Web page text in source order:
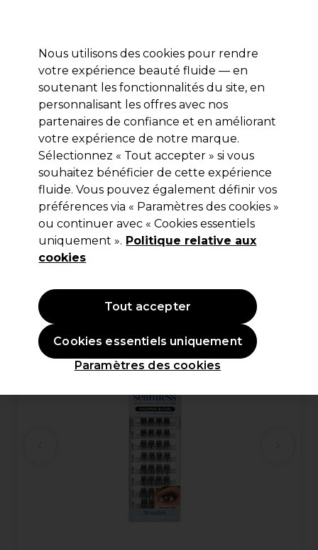
Se connecter
Marques Bons plans Coiffure Electro et Matériel
Livraison et délais
lire la suite
Ardell
Ardell Extensions de cils courbure D
effet faux vison pour application
invisible sous les cils – 32 unités
(0)
6,59 €TVA incluse)
Nous utilisons des cookies pour rendre
votre expérience beauté fluide — en
soutenant les fonctionnalités du site, en
personnalisant les offres avec nos
partenaires de confiance et en améliorant
votre expérience de notre marque.
Sélectionnez « Tout accepter » si vous
souhaitez bénéficier de cette expérience
fluide. Vous pouvez également définir vos
préférences via « Paramètres des cookies »
ou continuer avec « Cookies essentiels
uniquement ». Politique relative aux
cookies
Paramètres des cookies
Cookies essentiels uniquement
Tout accepter